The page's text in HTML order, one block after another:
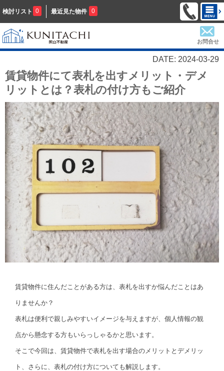
検討リスト 0 最近見た物件 0
お問合せ
DATE: 2024-03-29
賃貸物件にて表札を出すメリット・デメ
リットとは？表札の付け方もご紹介
賃貸物件に住んだことがある方は、表札を出すか悩んだことはあ
りませんか？
表札は便利で親しみやすいイメージを与えますが、個人情報の観
点から懸念する方もいらっしゃるかと思います。
そこで今回は、賃貸物件で表札を出す場合のメリットとデメリッ
ト、さらに、表札の付け方についても解説します。